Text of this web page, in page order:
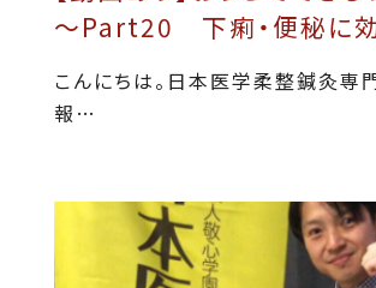
～Part20 下痢・便秘に効
こんにちは。日本医学柔整鍼灸
報…